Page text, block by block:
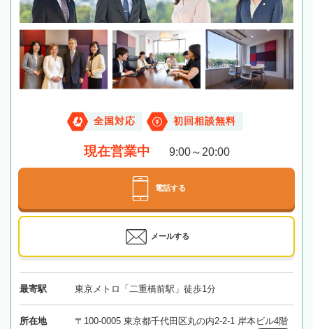
全国対応 初回相談無料
現在営業中 9:00～20:00
電話する
メールする
最寄駅 東京メトロ「二重橋前駅」徒歩1分
所在地 〒100-0005 東京都千代田区丸の内2-2-1 岸本ビル4階